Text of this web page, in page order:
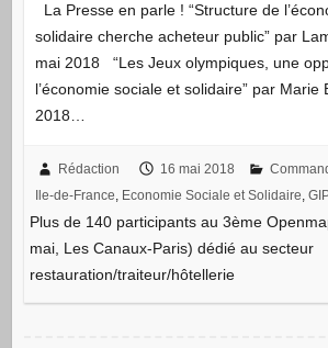
La Presse en parle ! “Structure de
solidaire cherche acheteur public” par
mai 2018 “Les Jeux olympiques, une
l’économie sociale et solidaire” par Marie
2018…
Rédaction 16 mai 2018
Ile-de-France, Economie Sociale et Solidaire,
Plus de 140 participants au 3ème
mai, Les Canaux-Paris) dédié au secteur
restauration/traiteur/hôtellerie